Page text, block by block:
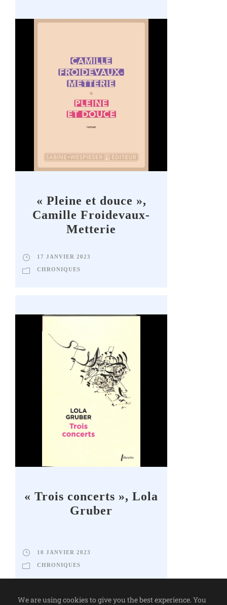
« Pleine et douce »,
Camille Froidevaux-
Metterie
17 JANVIER 2023
CHRONIQUES
« Trois concerts », Lola
Gruber
10 JANVIER 2023
CHRONIQUES
We are using cookies to give you the best experience. You